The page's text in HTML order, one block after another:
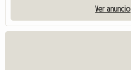
Ver anuncio